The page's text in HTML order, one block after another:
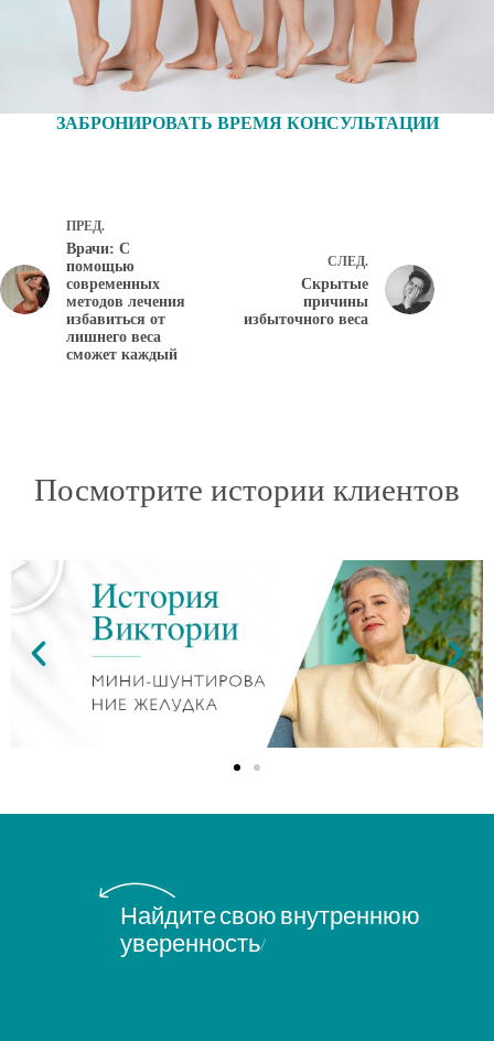
ЗАБРОНИРОВАТЬ ВРЕМЯ КОНСУЛЬТАЦИИ
ПРЕД.
Врачи: С
помощью
современных
методов лечения
избавиться от
лишнего веса
сможет каждый
СЛЕД.
Скрытые
причины
избыточного веса
Посмотрите истории клиентов
Найдите свою внутреннюю
уверенность!